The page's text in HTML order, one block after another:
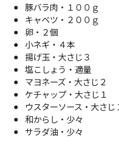
豚バラ肉・１００ｇ
キャベツ・２００ｇ
卵・２個
小ネギ・４本
揚げ玉・大さじ３
塩こしょう・適量
マヨネーズ・大さじ２
ケチャップ・大さじ１
ウスターソース・大さじ
和からし・少々
サラダ油・少々